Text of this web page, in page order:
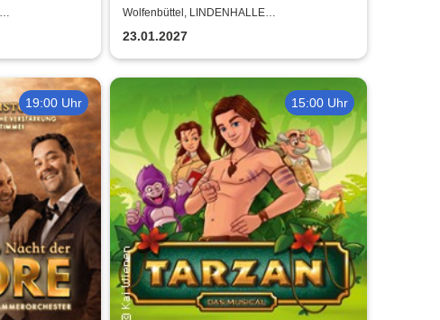
Tribute Show
Wolfenbüttel, LINDENHALLE
WOLFENBÜTTEL
23.01.2027
19:00 Uhr 15:00 Uhr